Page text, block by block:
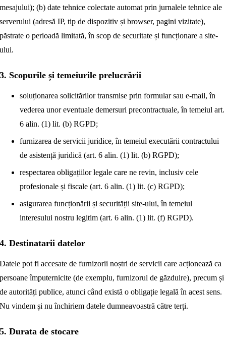
mesajului); (b) date tehnice colectate automat prin jurnalele tehnice ale
serverului (adresă IP, tip de dispozitiv și browser, pagini vizitate),
păstrate o perioadă limitată, în scop de securitate și funcționare a site-
ului.
3. Scopurile și temeiurile prelucrării
soluționarea solicitărilor transmise prin formular sau e-mail, în
vederea unor eventuale demersuri precontractuale, în temeiul art.
6 alin. (1) lit. (b) RGPD;
furnizarea de servicii juridice, în temeiul executării contractului
de asistență juridică (art. 6 alin. (1) lit. (b) RGPD);
respectarea obligațiilor legale care ne revin, inclusiv cele
profesionale și fiscale (art. 6 alin. (1) lit. (c) RGPD);
asigurarea funcționării și securității site-ului, în temeiul
interesului nostru legitim (art. 6 alin. (1) lit. (f) RGPD).
4. Destinatarii datelor
Datele pot fi accesate de furnizorii noștri de servicii care acționează ca
persoane împuternicite (de exemplu, furnizorul de găzduire), precum și
de autorități publice, atunci când există o obligație legală în acest sens.
Nu vindem și nu închiriem datele dumneavoastră către terți.
5. Durata de stocare